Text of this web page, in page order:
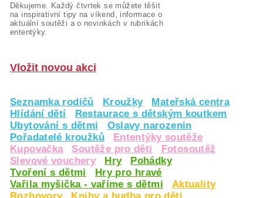
Děkujeme. Každý čtvrtek se můžete těšit
na inspirativní tipy na víkend, informace o
aktuální soutěži a o novinkách v rubrikách
ententýky.
Vložit novou akci
Seznamka rodičů Kroužky
Mateřská centra
Hlídání dětí
Restaurace s dětským koutkem
Ubytování s dětmi
Oslavy narozenin
Pořadatelé kroužků
Ententýky soutěže
Kupovačka
Soutěže pro děti
Fotosoutěž
Slevové vouchery
Hry
Pohádky
Tvoření s dětmi
Hry pro hravé
Vařila myšička - vaříme s dětmi
Aktuality